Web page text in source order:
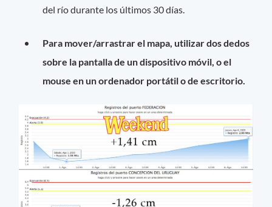
del río durante los últimos 30 días.
Para mover/arrastrar el mapa, utilizar dos dedos
sobre la pantalla de un dispositivo móvil, o el
mouse en un ordenador portátil o de escritorio.